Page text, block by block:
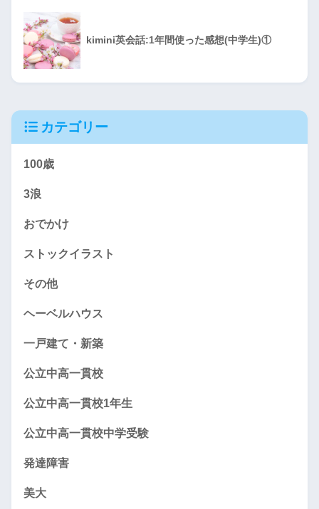
kimini英会話:1年間使った感想(中学生)①
カテゴリー
100歳
3浪
おでかけ
ストックイラスト
その他
ヘーベルハウス
一戸建て・新築
公立中高一貫校
公立中高一貫校1年生
公立中高一貫校中学受験
発達障害
美大